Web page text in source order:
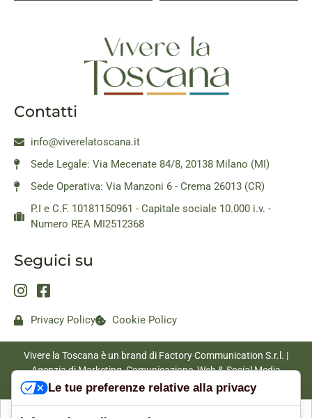
Contatti
info@viverelatoscana.it
Sede Legale: Via Mecenate 84/8, 20138 Milano (MI)
Sede Operativa: Via Manzoni 6 - Crema 26013 (CR)
P.I e C.F. 10181150961 - Capitale sociale 10.000 i.v. -
Numero REA MI2512368
Seguici su
Privacy Policy Cookie Policy
Vivere la Toscana è un brand di Factory Communication S.r.l. |
Agenzia di Marketing, Comunicazione, Web & Social Media
|www.factorycommunication.it
Le tue preferenze relative alla privacy